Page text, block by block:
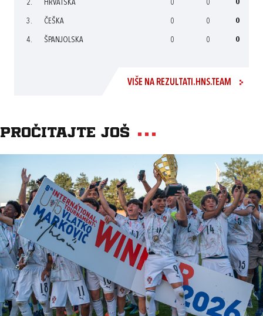
2. HRVATSKA 0 0 0
3. ČEŠKA 0 0 0
4. ŠPANJOLSKA 0 0 0
VIŠE NA REZULTATI.HNS.TEAM
Pročitajte još